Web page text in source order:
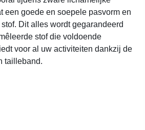
een goede en soepele pasvorm en
Dit alles wordt gegarandeerd
stof die voldoende
voor al uw activiteiten dankzij de
tailleband.